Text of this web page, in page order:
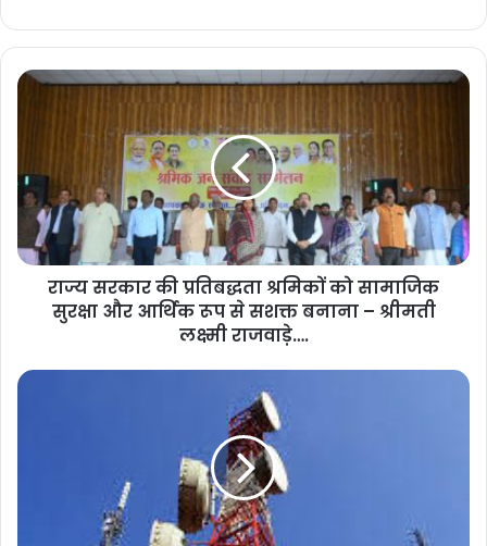
राज्य सरकार की प्रतिबद्धता श्रमिकों को सामाजिक
सुरक्षा और आर्थिक रूप से सशक्त बनाना – श्रीमती
लक्ष्मी राजवाड़े….